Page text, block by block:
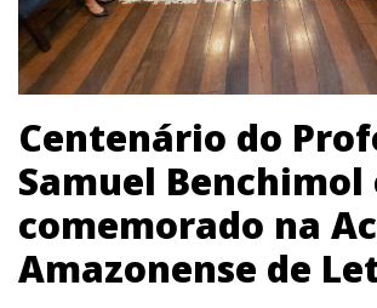
Centenário do
Samuel Benchimol
comemorado na
Amazonense de